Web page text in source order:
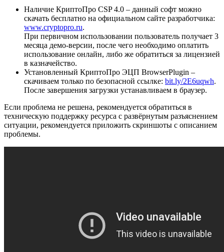
Наличие КриптоПро CSP 4.0 – данный софт можно
скачать бесплатно на официальном сайте разработчика:
www.cryptopro.ru.
При первичном использовании пользователь получает 3
месяца демо-версии, после чего необходимо оплатить
использование онлайн, либо же обратиться за лицензией
в казначейство.
Установленный КриптоПро ЭЦП BrowserPlugin –
скачиваем только по безопасной ссылке: bit.ly/2E6uqwh.
После завершения загрузки устанавливаем в браузер.
Если проблема не решена, рекомендуется обратиться в
техническую поддержку ресурса с развёрнутым разъяснением
ситуации, рекомендуется приложить скриншоты с описанием
проблемы.